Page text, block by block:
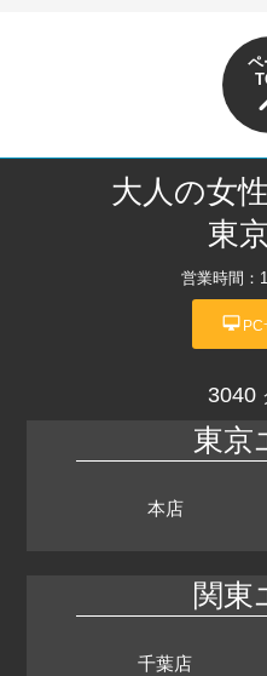
ペ
大人の女
東
営業時間：
desktop_mac
3040
東京
本店
関東
千葉店